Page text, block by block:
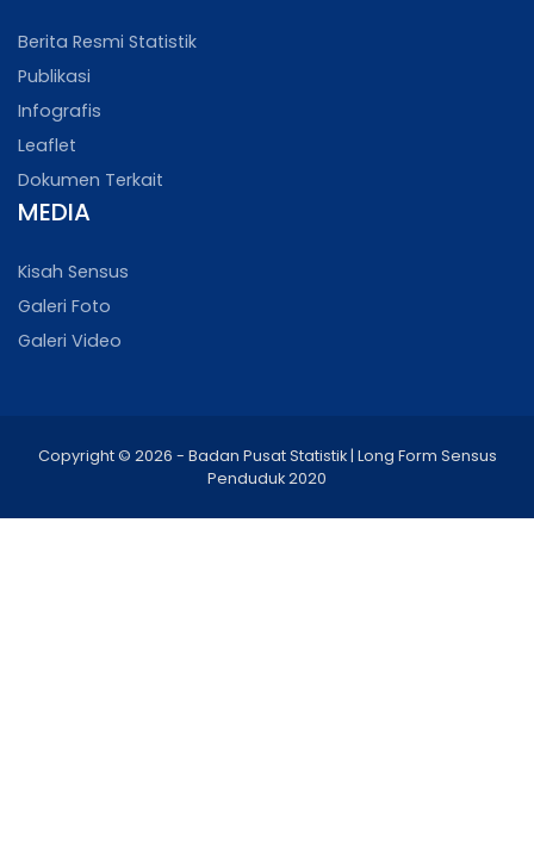
Berita Resmi Statistik
Publikasi
Infografis
Leaflet
Dokumen Terkait
MEDIA
Kisah Sensus
Galeri Foto
Galeri Video
Copyright © 2026 - Badan Pusat Statistik | Long Form Sensus
Penduduk 2020